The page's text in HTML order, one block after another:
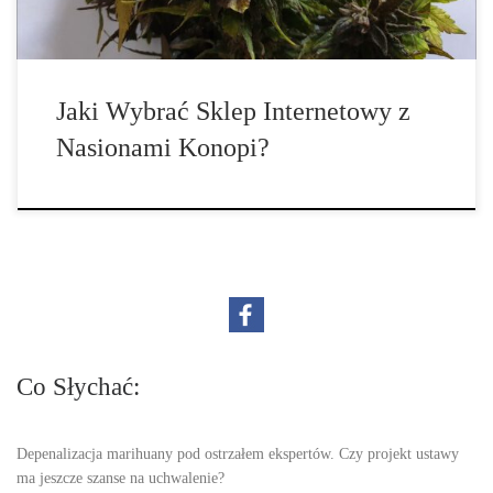
Jaki Wybrać Sklep Internetowy z
Nasionami Konopi?
Co Słychać:
Depenalizacja marihuany pod ostrzałem ekspertów. Czy projekt ustawy
ma jeszcze szanse na uchwalenie?